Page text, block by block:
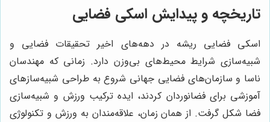
تاریخچه و پیدایش اسکی فضایی
اسکی فضایی ریشه در دهه‌های اخیر تحقیقات فضایی و
شبیه‌سازی شرایط محیط‌های بی‌وزن دارد. زمانی که مهندسان
ناسا و سازمان‌های فضایی جهانی شروع به طراحی شبیه‌سازهای
آموزشی برای فضانوردان کردند، ایده ترکیب ورزش و شبیه‌سازی
فضا شکل گرفت. از همان زمان، علاقه‌مندان به ورزش و تکنولوژی